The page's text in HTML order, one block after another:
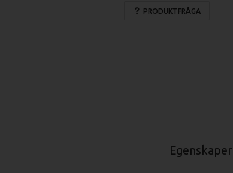
PRODUKTFRÅGA
Egenskaper